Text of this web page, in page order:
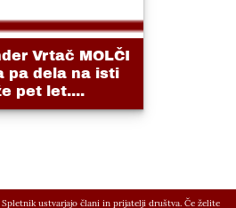
Vrtač MOLČI
pa dela na isti
pet let....
ustvarjajo člani in prijatelji društva. Če želite